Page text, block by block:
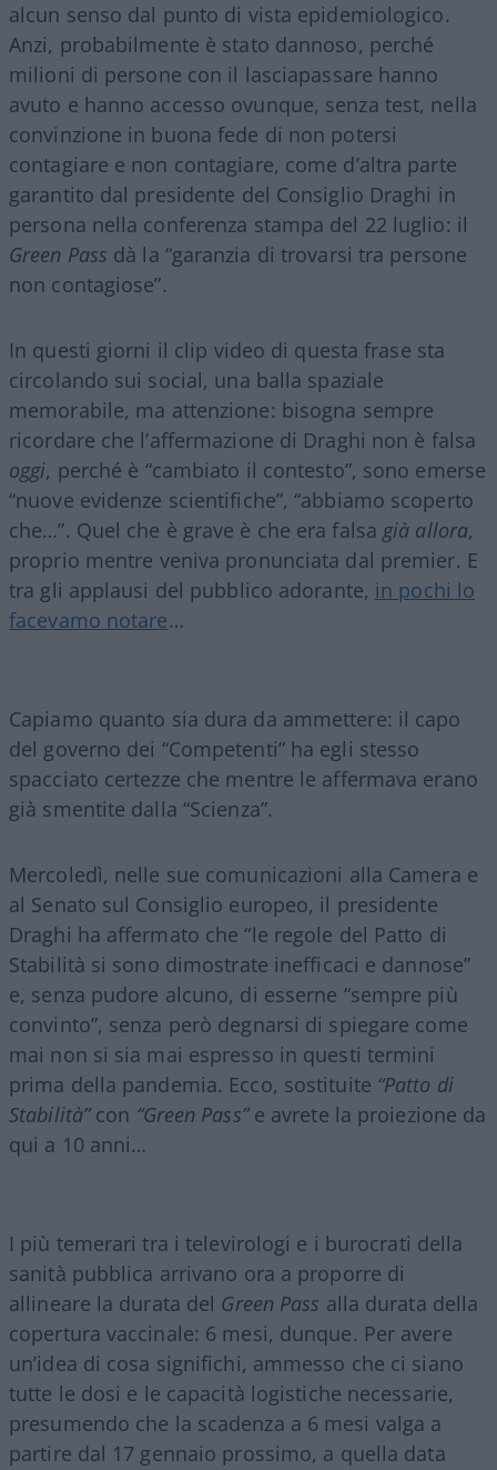
alcun senso dal punto di vista epidemiologico.
Anzi, probabilmente è stato dannoso, perché
milioni di persone con il lasciapassare hanno
avuto e hanno accesso ovunque, senza test, nella
convinzione in buona fede di non potersi
contagiare e non contagiare, come d’altra parte
garantito dal presidente del Consiglio Draghi in
persona nella conferenza stampa del 22 luglio: il
Green Pass dà la “garanzia di trovarsi tra persone
non contagiose”.
In questi giorni il clip video di questa frase sta
circolando sui social, una balla spaziale
memorabile, ma attenzione: bisogna sempre
ricordare che l’affermazione di Draghi non è falsa
oggi, perché è “cambiato il contesto”, sono emerse
“nuove evidenze scientifiche”, “abbiamo scoperto
che…”. Quel che è grave è che era falsa già allora,
proprio mentre veniva pronunciata dal premier. E
tra gli applausi del pubblico adorante, in pochi lo
facevamo notare…
Capiamo quanto sia dura da ammettere: il capo
del governo dei “Competenti” ha egli stesso
spacciato certezze che mentre le affermava erano
già smentite dalla “Scienza”.
Mercoledì, nelle sue comunicazioni alla Camera e
al Senato sul Consiglio europeo, il presidente
Draghi ha affermato che “le regole del Patto di
Stabilità si sono dimostrate inefficaci e dannose”
e, senza pudore alcuno, di esserne “sempre più
convinto”, senza però degnarsi di spiegare come
mai non si sia mai espresso in questi termini
prima della pandemia. Ecco, sostituite “Patto di
Stabilità”con “Green Pass”e avrete la proiezione da
qui a 10 anni…
I più temerari tra i televirologi e i burocrati della
sanità pubblica arrivano ora a proporre di
allineare la durata del Green Pass alla durata della
copertura vaccinale: 6 mesi, dunque. Per avere
un’idea di cosa significhi, ammesso che ci siano
tutte le dosi e le capacità logistiche necessarie,
presumendo che la scadenza a 6 mesi valga a
partire dal 17 gennaio prossimo, a quella data